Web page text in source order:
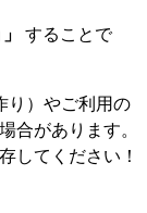
することで
り）やご利用の
合があります。
してください！